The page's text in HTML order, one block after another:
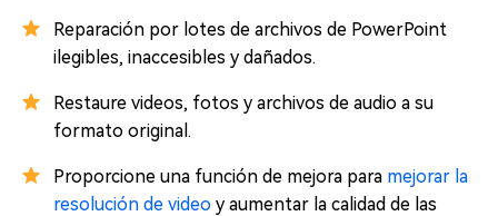
Reparación por lotes de archivos de PowerPoint
ilegibles, inaccesibles y dañados.
Restaure videos, fotos y archivos de audio a su
formato original.
Proporcione una función de mejora para mejorar la
resolución de video y aumentar la calidad de las